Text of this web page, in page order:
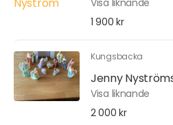
Visa liknande
1 900 kr
Kungsbacka
Jenny
Visa liknande
2 000 kr